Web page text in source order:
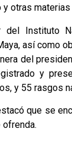
y otras
del Instituto
así como
del
y
y 55 rasgos
que se
ofrenda.